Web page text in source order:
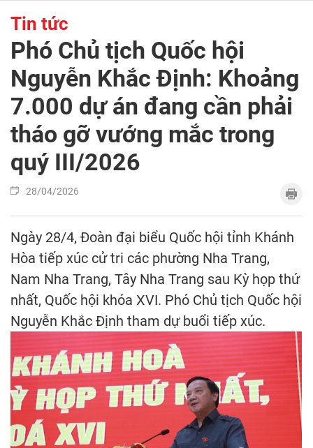
Tin tức
Phó Chủ tịch Quốc hội
Nguyễn Khắc Định: Khoảng
7.000 dự án đang cần phải
tháo gỡ vướng mắc trong
quý III/2026
28/04/2026
Ngày 28/4, Đoàn đại biểu Quốc hội tỉnh Khánh
Hòa tiếp xúc cử tri các phường Nha Trang,
Nam Nha Trang, Tây Nha Trang sau Kỳ họp thứ
nhất, Quốc hội khóa XVI. Phó Chủ tịch Quốc hội
Nguyễn Khắc Định tham dự buổi tiếp xúc.